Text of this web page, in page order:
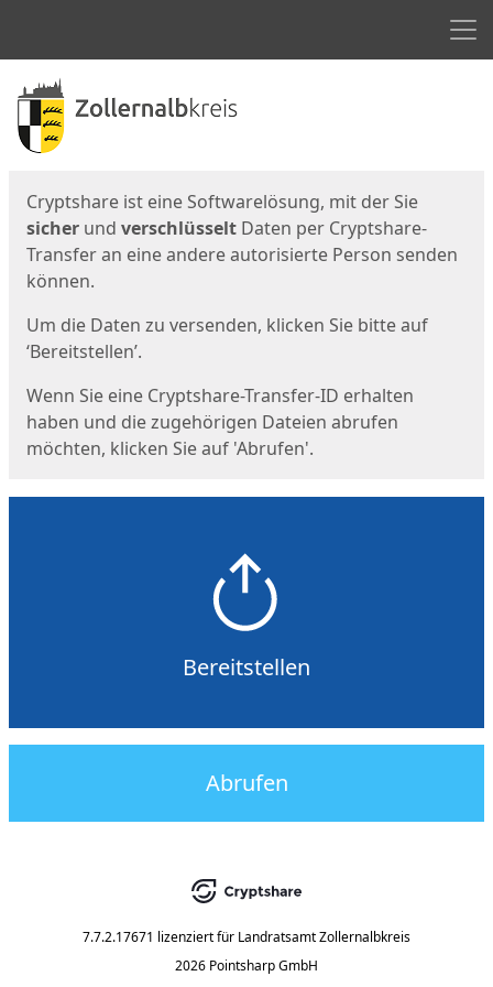
Start
Cryptshare ist eine Softwarelösung, mit der Sie
sicher und verschlüsselt Daten per Cryptshare-
Transfer an eine andere autorisierte Person senden
können.
Um die Daten zu versenden, klicken Sie bitte auf
‘Bereitstellen’.
Wenn Sie eine Cryptshare-Transfer-ID erhalten
haben und die zugehörigen Dateien abrufen
möchten, klicken Sie auf 'Abrufen'.
Bereitstellen
Abrufen
7.7.2.17671 lizenziert für Landratsamt Zollernalbkreis
2026 Pointsharp GmbH